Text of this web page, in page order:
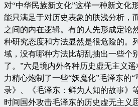
对“中华民族新文化”这样一种新文化
能只满足于对历史表象的肤浅分析，
之间的内在逻辑。有的人先形成定论
种研究态度和方法显然是很危险的。
域，没有哪种方法比胡乱抽出一些个
了。”六是境内外各种历史虚无主义
力精心炮制了一些“妖魔化”毛泽东的
录》、《毛泽东：鲜为人知的故事》
时间国外攻击毛泽东的历史虚无主义